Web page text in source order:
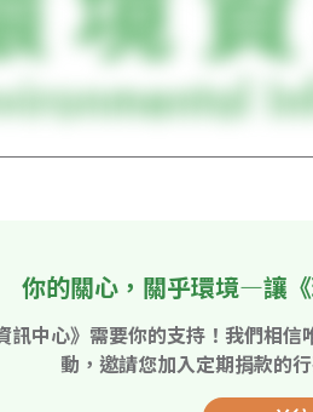
你的關心，關乎環境—讓
訊中心》需要你的支持！我們相
動，邀請您加入定期捐款的